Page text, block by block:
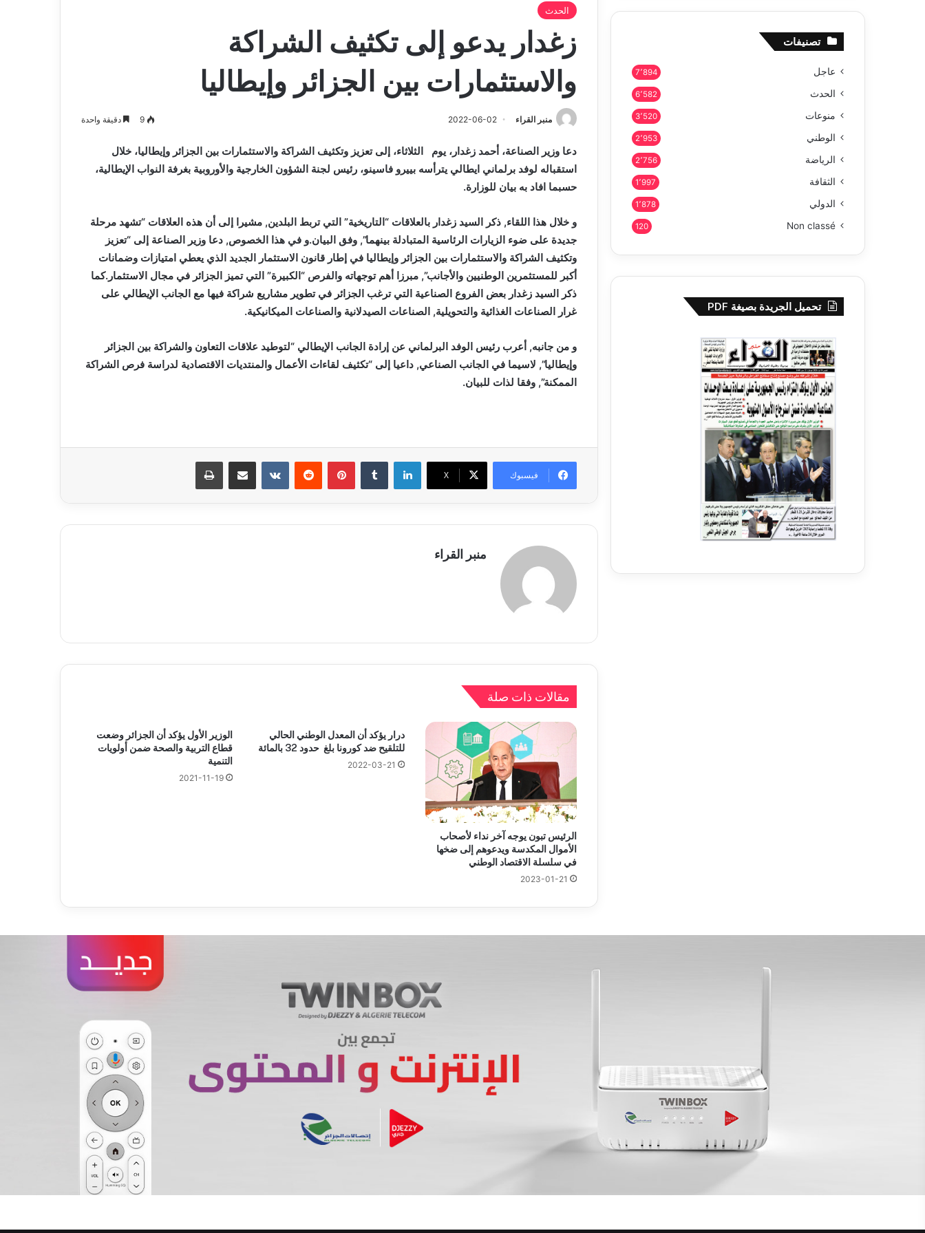
الحدث
زغدار يدعو إلى تكثيف الشراكة
والاستثمارات بين الجزائر وإيطاليا
منبر القراء 2022-06-02
9 دقيقة واحدة
دعا وزير الصناعة، أحمد زغدار، يوم
الثلاثاء، إلى تعزيز وتكثيف الشراكة والاستثمارات بين الجزائر وإيطاليا، خلال
استقباله لوفد برلماني ايطالي يترأسه بييرو فاسينو، رئيس لجنة الشؤون الخارجية والأوروبية بغرفة النواب الإيطالية،
حسبما افاد به بيان للوزارة.
و خلال هذا اللقاء, ذكر السيد زغدار بالعلاقات “التاريخية” التي تربط البلدين, مشيرا إلى أن هذه العلاقات “تشهد مرحلة
جديدة على ضوء الزيارات الرئاسية المتبادلة بينهما”, وفق البيان.و في هذا الخصوص, دعا وزير الصناعة إلى “تعزيز
وتكثيف الشراكة والاستثمارات بين الجزائر وإيطاليا في إطار قانون الاستثمار الجديد الذي يعطي امتيازات وضمانات
أكبر للمستثمرين الوطنيين والأجانب”, مبرزا أهم توجهاته والفرص “الكبيرة” التي تميز الجزائر في مجال الاستثمار.كما
ذكر السيد زغدار بعض الفروع الصناعية التي ترغب الجزائر في تطوير مشاريع شراكة فيها مع الجانب الإيطالي على
غرار الصناعات الغذائية والتحويلية, الصناعات الصيدلانية والصناعات الميكانيكية.
و من جانبه, أعرب رئيس الوفد البرلماني عن إرادة الجانب الإيطالي “لتوطيد علاقات التعاون والشراكة بين الجزائر
وإيطاليا”, لاسيما في الجانب الصناعي, داعيا إلى “تكثيف لقاءات الأعمال والمنتديات الاقتصادية لدراسة فرص الشراكة
الممكنة”, وفقا لذات للبيان.
فيسبوك X
لينكدإن بينتيريست مشاركة عبر البريد
منبر القراء
مقالات ذات صلة
الرئيس تبون يوجه آخر نداء لأصحاب
الأموال المكدسة ويدعوهم إلى ضخها
في سلسلة الاقتصاد الوطني
2023-01-21
درار يؤكد أن المعدل الوطني الحالي
للتلقيح ضد كورونا بلغ حدود 32 بالمائة
2022-03-21
الوزير الأول يؤكد أن الجزائر وضعت
قطاع التربية والصحة ضمن أولويات
التنمية
2021-11-19
تصنيفات
عاجل 7٬894
الحدث 6٬582
منوعات 3٬520
الوطني 2٬953
الرياضة 2٬756
الثقافة 1٬997
الدولي 1٬878
Non classé
120
تحميل الجريدة بصيغة PDF